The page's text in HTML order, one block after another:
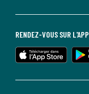
RENDEZ-VOUS SUR L'APP